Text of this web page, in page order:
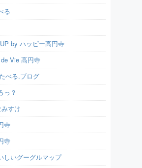
る
by ハッピー高円寺
Vie 高円寺
べる.ブログ
っ？
すけ
寺
寺
しいグーグルマップ